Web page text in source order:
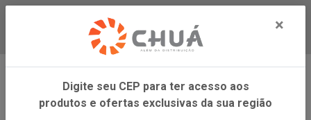
Baixe já nosso APP
0
×
Digite seu CEP para ter acesso aos
produtos e ofertas exclusivas da sua região